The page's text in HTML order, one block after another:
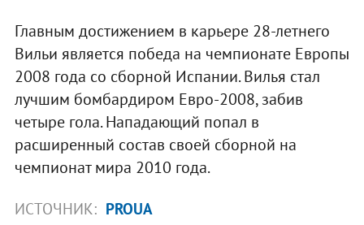
Главным достижением в карьере 28-летнего
Вильи является победа на чемпионате Европы
2008 года со сборной Испании. Вилья стал
лучшим бомбардиром Евро-2008, забив
четыре гола. Нападающий попал в
расширенный состав своей сборной на
чемпионат мира 2010 года.
ИСТОЧНИК: PROUA